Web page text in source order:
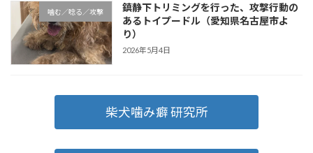
噛む／唸る／攻撃
鎮静下トリミングを行った、攻撃行動の
あるトイプードル（愛知県名古屋市よ
り）
2026年5月4日
柴犬噛み癖 研究所